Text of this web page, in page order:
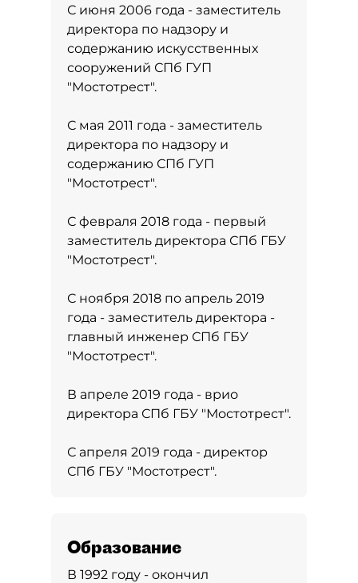
С июня 2006 года - заместитель
директора по надзору и
содержанию искусственных
сооружений СПб ГУП
"Мостотрест".
С мая 2011 года - заместитель
директора по надзору и
содержанию СПб ГУП
"Мостотрест".
С февраля 2018 года - первый
заместитель директора СПб ГБУ
"Мостотрест".
С ноября 2018 по апрель 2019
года - заместитель директора -
главный инженер СПб ГБУ
"Мостотрест".
В апреле 2019 года - врио
директора СПб ГБУ "Мостотрест".
С апреля 2019 года - директор
СПб ГБУ "Мостотрест".
Образование
В 1992 году - окончил